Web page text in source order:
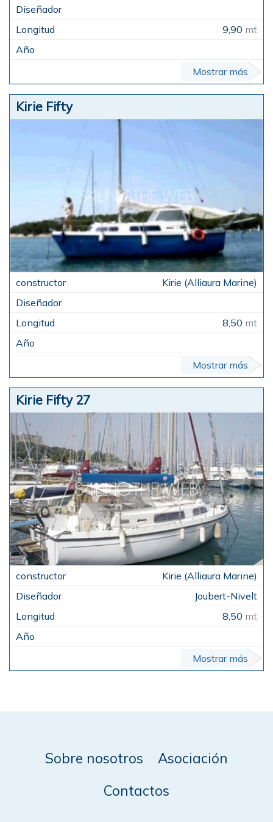
9,90 mt
Mostrar más
Kirie Fifty
Kirie (Alliaura Marine)
8,50 mt
Mostrar más
Kirie Fifty 27
Kirie (Alliaura Marine)
Joubert-Nivelt
8,50 mt
Mostrar más
Sobre nosotros
Asociación
Contactos